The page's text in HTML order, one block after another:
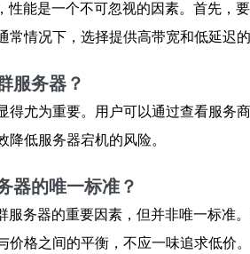
性能是一个不可忽视的因素。首先，
情况下，选择提供高带宽和低延迟
服务器？
得尤为重要。用户可以通过查看服
低服务器宕机的风险。
器的唯一标准？
服务器的重要因素，但并非唯一标准
格之间的平衡，不应一味追求低价。